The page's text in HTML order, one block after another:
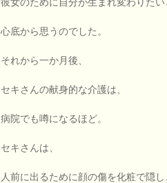
心底から思うのでした。
それから一か月後、
セキさんの献身的な介護は、
病院でも噂になるほど。
セキさんは、
人前に出るために顔の傷を化粧で隠し